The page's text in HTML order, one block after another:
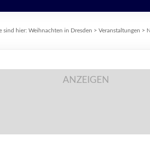
sind hier: Weihnachten in Dresden > Veranstaltungen >
ANZEIGEN